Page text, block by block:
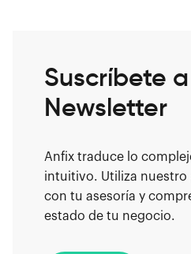
Suscríbete
Newsletter
Anfix traduce lo
intuitivo. Utiliza nuestro
con tu asesoría y
estado de tu negocio.